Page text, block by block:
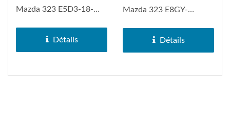
Mazda 323 E5D3-18-
929, Mazda...Détails
Mazda 323 E8GY-
Mazda 929, Mazda...
Détails